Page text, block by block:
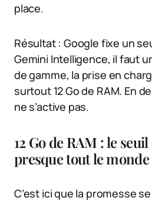
place.
Résultat : Google fixe un
Gemini Intelligence, il faut
de gamme, la prise en
surtout 12 Go de RAM. En
ne s’active pas.
12 Go de RAM : le
presque tout le monde
C’est ici que la promesse